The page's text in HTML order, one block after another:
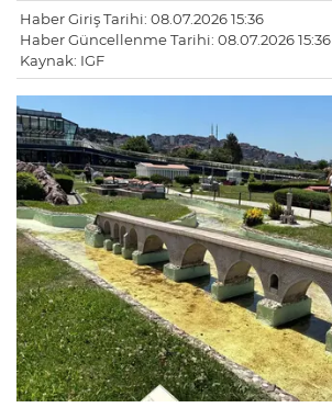
Haber Giriş Tarihi: 08.07.2026 15:36
Haber Güncellenme Tarihi: 08.07.2026 15:36
Kaynak: IGF